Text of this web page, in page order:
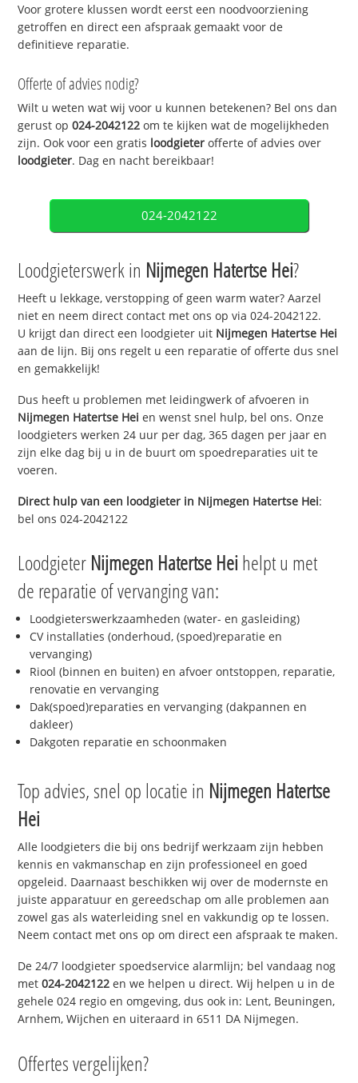
Voor grotere klussen wordt eerst een noodvoorziening
getroffen en direct een afspraak gemaakt voor de
definitieve reparatie.
Offerte of advies nodig?
Wilt u weten wat wij voor u kunnen betekenen? Bel ons dan
gerust op024-2042122 om te kijken wat de mogelijkheden
zijn. Ook voor een gratis loodgieter offerte of advies over
loodgieter. Dag en nacht bereikbaar!
024-2042122
Loodgieterswerk in Nijmegen Hatertse Hei?
Heeft u lekkage, verstopping of geen warm water? Aarzel
niet en neem direct contact met ons op via 024-2042122.
U krijgt dan direct een loodgieter uit Nijmegen Hatertse Hei
aan de lijn. Bij ons regelt u een reparatie of offerte dus snel
en gemakkelijk!
Dus heeft u problemen met leidingwerk of afvoeren in
Nijmegen Hatertse Hei en wenst snel hulp, bel ons. Onze
loodgieters werken 24 uur per dag, 365 dagen per jaar en
zijn elke dag bij u in de buurt om spoedreparaties uit te
voeren.
Direct hulp van een loodgieter in Nijmegen Hatertse Hei:
bel ons 024-2042122
Loodgieter Nijmegen Hatertse Heihelpt u met
de reparatie of vervanging van:
Loodgieterswerkzaamheden (water- en gasleiding)
CV installaties (onderhoud, (spoed)reparatie en
vervanging)
Riool (binnen en buiten) en afvoer ontstoppen, reparatie,
renovatie en vervanging
Dak(spoed)reparaties en vervanging (dakpannen en
dakleer)
Dakgoten reparatie en schoonmaken
Top advies, snel op locatie in Nijmegen Hatertse
Hei
Alle loodgieters die bij ons bedrijf werkzaam zijn hebben
kennis en vakmanschap en zijn professioneel en goed
opgeleid. Daarnaast beschikken wij over de modernste en
juiste apparatuur en gereedschap om alle problemen aan
zowel gas als waterleiding snel en vakkundig op te lossen.
Neem contact met ons op om direct een afspraak te maken.
De 24/7 loodgieter spoedservice alarmlijn; bel vandaag nog
met024-2042122 en we helpen u direct. Wij helpen u in de
gehele 024 regio en omgeving, dus ook in: Lent, Beuningen,
Arnhem, Wijchen en uiteraard in 6511 DA Nijmegen.
Offertes vergelijken?